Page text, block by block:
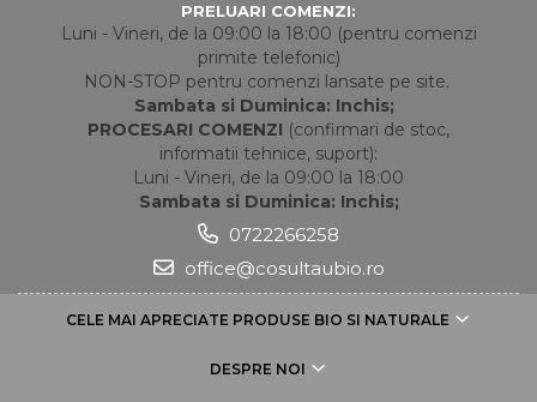
PRELUARI COMENZI:
Luni - Vineri, de la 09:00 la 18:00 (pentru comenzi
primite telefonic)
NON-STOP pentru comenzi lansate pe site.
Sambata si Duminica: Inchis;
PROCESARI COMENZI (confirmari de stoc,
informatii tehnice, suport):
Luni - Vineri, de la 09:00 la 18:00
Sambata si Duminica: Inchis;
0722266258
office@cosultaubio.ro
CELE MAI APRECIATE PRODUSE BIO SI NATURALE
DESPRE NOI